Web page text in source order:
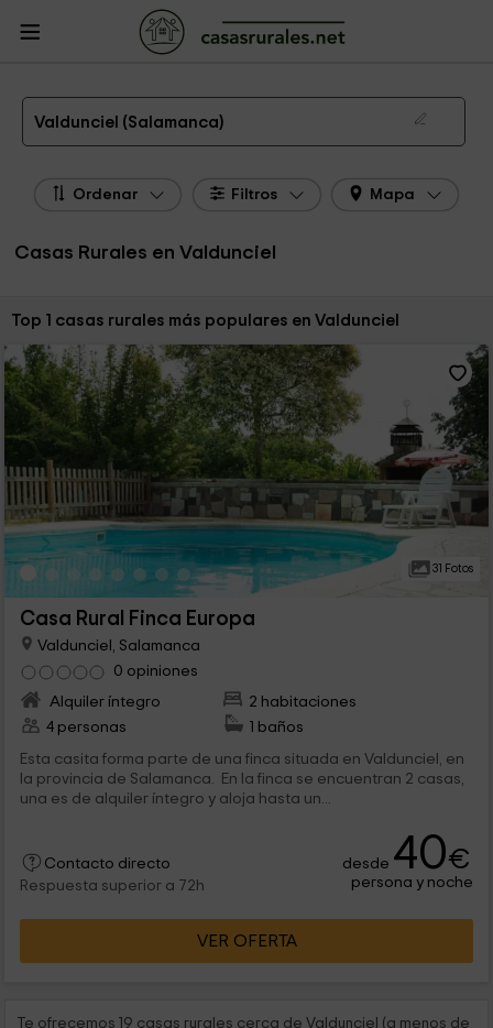
Casas Rurales
Rurales Salamanca
Casas Rurales Valdunciel
Las 1 mejores casas rurales en Valdunciel de 2026
Valdunciel (Salamanca)
Ordenar Filtros Mapa
Casas Rurales en Valdunciel
Ordenar por:
Top 1 casas rurales más populares en Valdunciel
31 Fotos
Casa Rural Finca Europa
Valdunciel, Salamanca
0 opiniones
Alquiler íntegro
2 habitaciones
4 personas
1 baños
Esta casita forma parte de una finca situada en Valdunciel, en
la provincia de Salamanca. En la finca se encuentran 2 casas,
una es de alquiler íntegro y aloja hasta un...
Contacto directo
Respuesta superior a 72h
desde 40€
persona y noche
VER OFERTA
Te ofrecemos 19 casas rurales cerca de Valdunciel (a menos de